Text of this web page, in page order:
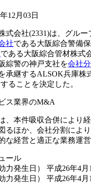
12月03日
式会社(2331)は、グルー
社である大阪綜合警備
である大阪綜合管材株式
綜警の神戸支社を会社
承継するALSOK兵庫株
ることを決定した。
ス業界のM&A
、本件吸収合併により
るほか、会社分割によ
な経営と適正な業務運営
ール
力発生日） 平成26年4月
力発生日） 平成26年4月